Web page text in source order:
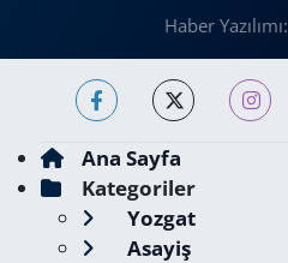
Haber Yazılımı:
Ana Sayfa
Kategoriler
Yozgat
Asayiş